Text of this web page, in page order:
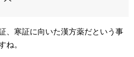
、寒証に向いた漢方薬だという事
ね。